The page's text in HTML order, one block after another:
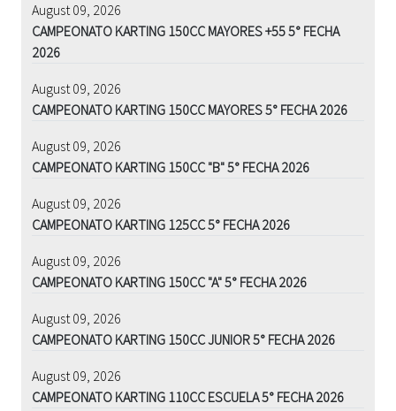
August 09, 2026
CAMPEONATO KARTING 150CC MAYORES +55 5° FECHA
2026
August 09, 2026
CAMPEONATO KARTING 150CC MAYORES 5° FECHA 2026
August 09, 2026
CAMPEONATO KARTING 150CC "B" 5° FECHA 2026
August 09, 2026
CAMPEONATO KARTING 125CC 5° FECHA 2026
August 09, 2026
CAMPEONATO KARTING 150CC "A" 5° FECHA 2026
August 09, 2026
CAMPEONATO KARTING 150CC JUNIOR 5° FECHA 2026
August 09, 2026
CAMPEONATO KARTING 110CC ESCUELA 5° FECHA 2026